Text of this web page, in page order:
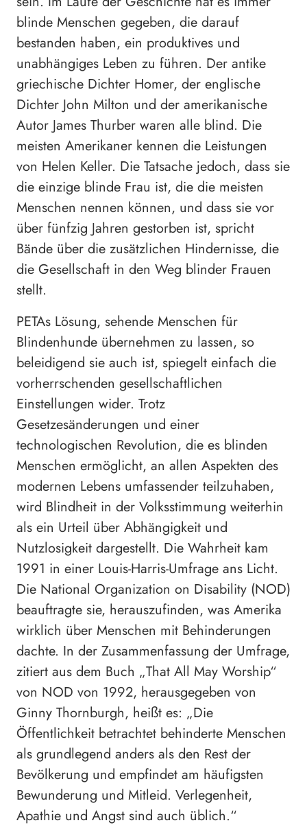
blinde Menschen gegeben, die darauf
bestanden haben, ein produktives und
unabhängiges Leben zu führen. Der antike
griechische Dichter Homer, der englische
Dichter John Milton und der amerikanische
Autor James Thurber waren alle blind. Die
meisten Amerikaner kennen die Leistungen
von Helen Keller. Die Tatsache jedoch, dass sie
die einzige blinde Frau ist, die die meisten
Menschen nennen können, und dass sie vor
über fünfzig Jahren gestorben ist, spricht
Bände über die zusätzlichen Hindernisse, die
die Gesellschaft in den Weg blinder Frauen
stellt.
PETAs Lösung, sehende Menschen für
Blindenhunde übernehmen zu lassen, so
beleidigend sie auch ist, spiegelt einfach die
vorherrschenden gesellschaftlichen
Einstellungen wider. Trotz
Gesetzesänderungen und einer
technologischen Revolution, die es blinden
Menschen ermöglicht, an allen Aspekten des
modernen Lebens umfassender teilzuhaben,
wird Blindheit in der Volksstimmung weiterhin
als ein Urteil über Abhängigkeit und
Nutzlosigkeit dargestellt. Die Wahrheit kam
1991 in einer Louis-Harris-Umfrage ans Licht.
Die National Organization on Disability (NOD)
beauftragte sie, herauszufinden, was Amerika
wirklich über Menschen mit Behinderungen
dachte. In der Zusammenfassung der Umfrage,
zitiert aus dem Buch „That All May Worship“
von NOD von 1992, herausgegeben von
Ginny Thornburgh, heißt es: „Die
Öffentlichkeit betrachtet behinderte Menschen
als grundlegend anders als den Rest der
Bevölkerung und empfindet am häufigsten
Bewunderung und Mitleid. Verlegenheit,
Apathie und Angst sind auch üblich.“